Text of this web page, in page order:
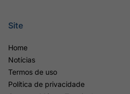
Site
Home
Notícias
Termos de uso
Política de privacidade